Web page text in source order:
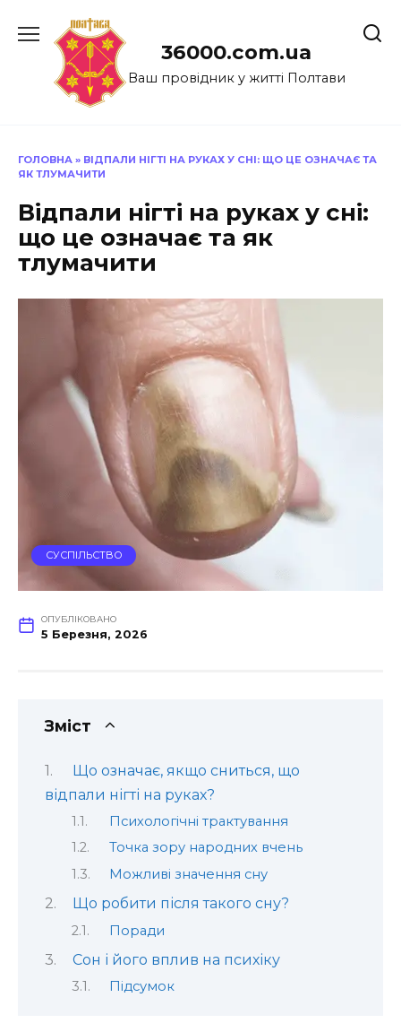
до
36000.com.ua
Ваш провідник у житті Полтави
ГОЛОВНА » ВІДПАЛИ НІГТІ НА РУКАХ У СНІ: ЩО ЦЕ ОЗНАЧАЄ ТА
ЯК ТЛУМАЧИТИ
Відпали нігті на руках у сні:
що це означає та як
тлумачити
СУСПІЛЬСТВО
ОПУБЛІКОВАНО
5 Березня, 2026
Зміст
Що означає, якщо сниться, що
відпали нігті на руках?
Психологічні трактування
Точка зору народних вчень
Можливі значення сну
Що робити після такого сну?
Поради
Сон і його вплив на психіку
Підсумок